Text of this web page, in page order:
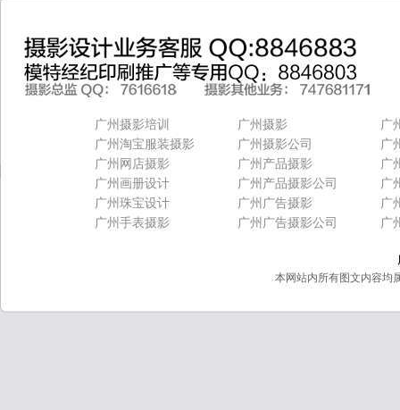
广州摄影培训 广州摄影
广
广州淘宝服装摄影
广州摄影公司
广
广州网店摄影
广州产品摄影
广
广州画册设计
广州产品摄影公司
广
广州珠宝设计
广州广告摄影
广
广州手表摄影
广州广告摄影公司 广
本网站内所有图文内容